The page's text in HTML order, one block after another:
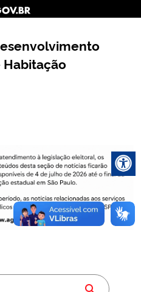
Habitação